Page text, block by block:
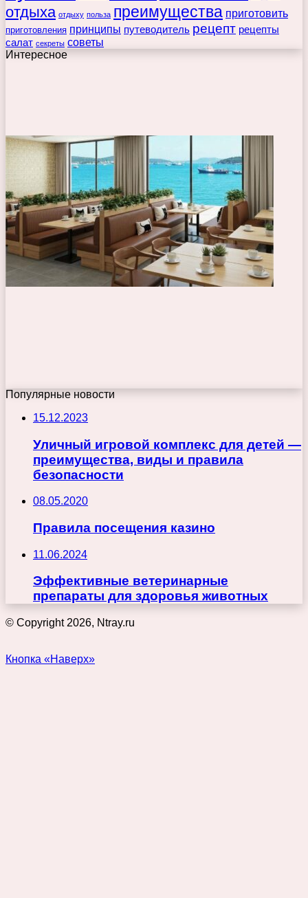
отдыха отдыху польза преимущества приготовить
приготовления принципы путеводитель рецепт рецепты
салат секреты советы
Интересное
Популярные новости
15.12.2023
Уличный игровой комплекс для детей —
преимущества, виды и правила
безопасности
08.05.2020
Правила посещения казино
11.06.2024
Эффективные ветеринарные
препараты для здоровья животных
© Copyright 2026, Ntray.ru
Кнопка «Наверх»